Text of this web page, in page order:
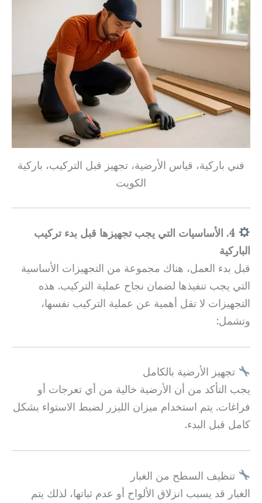
فني باركية، قياس الأرضية، تجهيز قبل التركيب، باركية
الكويت
4. الأساسيات التي يجب تجهيزها قبل بدء تركيب
الباركية
قبل بدء العمل، هناك مجموعة من التجهيزات الأساسية
التي يجب تنفيذها لضمان نجاح عملية التركيب. هذه
التجهيزات لا تقل أهمية عن عملية التركيب نفسها،
وتشمل:
تجهيز الأرضية بالكامل
يجب التأكد من أن الأرضية خالية من أي تعرجات أو
فراغات. يتم استخدام ميزان الليزر لضبط الاستواء بشكل
كامل قبل البدء.
تنظيف السطح من الغبار
الغبار قد يسبب انزلاق الألواح أو عدم ثباتها، لذلك يتم